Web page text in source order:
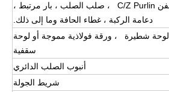
المجلفن C/Z Purlin ، صلب الصلب ، بار مرتبط ،
دعامة الركبة ، غطاء الحافة وما إلى ذلك.
لوحة شطيرة ، ورقة فولاذية مموجة أو لوحة
سقفية
أنبوب الصلب الدائري
شريط الجولة